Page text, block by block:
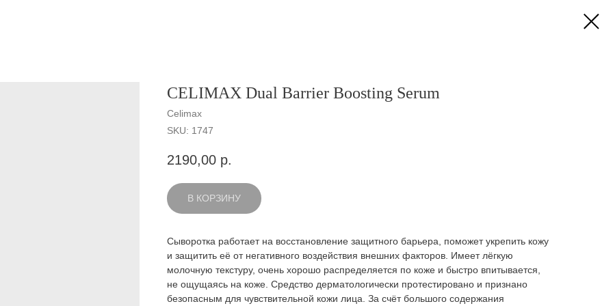
CELIMAX Dual Barrier Boosting Serum
Celimax
SKU: 1747
2190,00 р.
В КОРЗИНУ
Сыворотка работает на восстановление защитного барьера, поможет укрепить кожу
и защитить её от негативного воздействия внешних факторов. Имеет лёгкую
молочную текстуру, очень хорошо распределяется по коже и быстро впитывается,
не ощущаясь на коже. Средство дерматологически протестировано и признано
безопасным для чувствительной кожи лица. За счёт большого содержания